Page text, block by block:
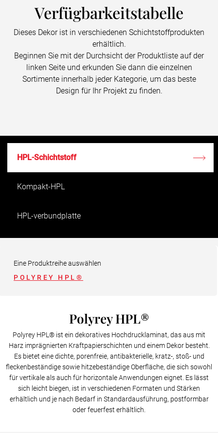
Verfügbarkeitstabelle
Dieses Dekor ist in verschiedenen Schichtstoffprodukten
erhältlich.
Beginnen Sie mit der Durchsicht der Produktliste auf der
linken Seite und erkunden Sie dann die einzelnen
Sortimente innerhalb jeder Kategorie, um das beste
Design für Ihr Projekt zu finden.
HPL-Schichtstoff
Kompakt-HPL
HPL-verbundplatte
Eine Produktreihe auswählen
POLYREY HPL®
Polyrey HPL®
Polyrey HPL® ist ein dekoratives Hochdrucklaminat, das aus mit
Harz imprägnierten Kraftpapierschichten und einem Dekor besteht.
Es bietet eine dichte, porenfreie, antibakterielle, kratz-, stoß- und
fleckenbeständige sowie hitzebeständige Oberfläche, die sich sowohl
für vertikale als auch für horizontale Anwendungen eignet. Es lässt
sich leicht biegen, ist in verschiedenen Formaten und Stärken
erhältlich und je nach Bedarf in Standardausführung, postformbar
oder feuerfest erhältlich.